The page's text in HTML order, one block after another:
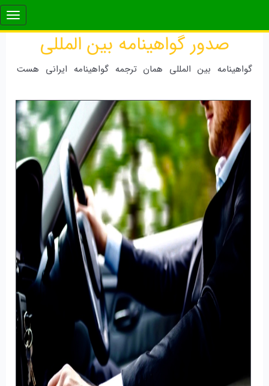
صدور گواهینامه بین المللی
گواهینامه بین المللی همان ترجمه گواهینامه ایرانی هست